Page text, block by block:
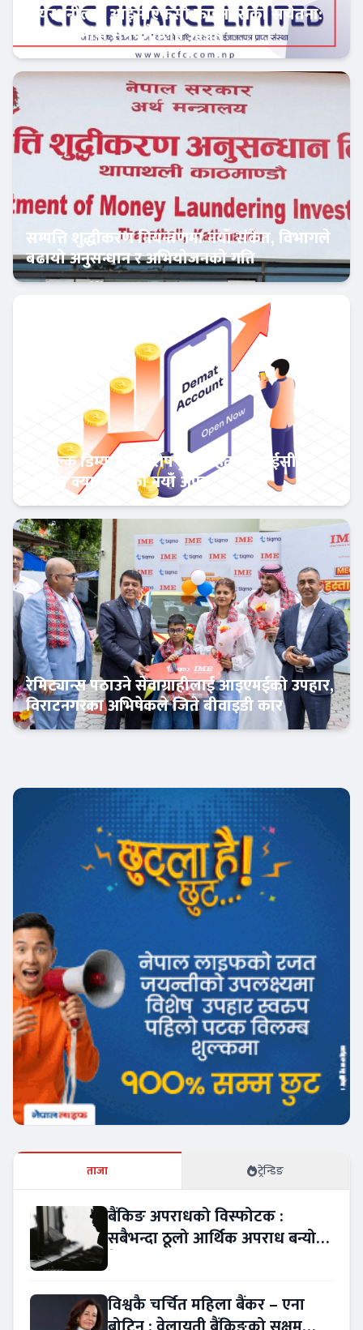
फिन–टेक
सेयरधनीलाई आईसीएफसी फाइनान्सको सचेतना:
बाँकी लाभांश समयमै लिन आग्रह
सम्पत्ति शुद्धीकरण नियन्त्रणमा नयाँ संकेत, विभागले
बढायो अनुसन्धान र अभियोजनको गति
बैंक-वित्त
निःशुल्क डिम्याट र विशेष छुटसहित एनआईसी
एशिया क्यापिटलको नयाँ अफर
रेमिट्यान्स पठाउने सेवाग्राहीलाई आइएमईको उपहार,
विराटनगरका अभिषेकले जिते बीवाइडी कार
ताजा ट्रेन्डिङ
बैंकिङ अपराधको विस्फोटक :
सबैभन्दा ठूलो आर्थिक अपराध बन्यो
विश्वकै चर्चित महिला बैंकर – एना